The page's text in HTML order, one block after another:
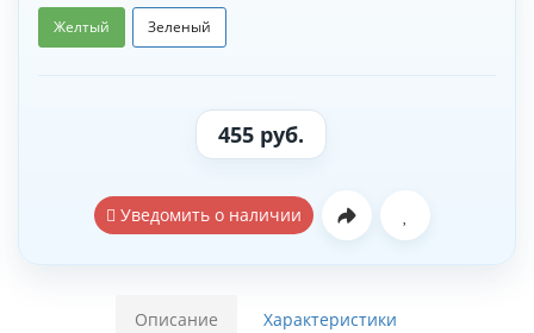
Желтый
Зеленый
455 руб.
Уведомить о наличии
Описание Характеристики